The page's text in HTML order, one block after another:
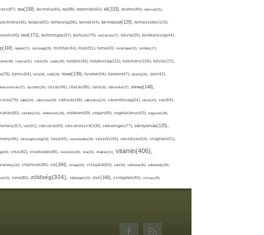
tea(158), technika(46), tej(88), tejtermék(60), tél(153), telefon(49), televízió(31),
terápia(92), terhesség(96), termék(44), természet(129), természetes(103),
test(171), testmozgás(97), testsúly(79), testtartás(27), tészta(39), tevékenység(44),
tippek(27), tisztaság(35), tisztítás(44), tojás(91), torna(43), torokfájás(32), törődés(27),
trauma(31), trükk(25), tudás(30), tudatos(46), tudatosság(115), tudomány(106), túlsúly(72),
turmix(64), túró(29), tüdő(28), tünet(139), tünetek(64), türelem(47), uborka(26), újév(42),
újszülött(26), úszás(46), Utazás(85), Üdítő(26), ülőmunka(27), ünnep(148),
válás(24), választás(29), változás(48), változatos(24), várandósság(54), város(24), vas(64),
vashiány(31), védekezés(28), védelem(59), vegán(48), vegetáriánus(43), vegyszer(28),
vér(41), vércukor(49), vércukorszint(108), vérkeringés(77), vérnyomás(125),
vérszegénység(34), vese(46), veszekedés(29), veszély(45), veszélyes(54), világháló(41),
vírus(82), viselkedés(86), viszketés(30), vita(34), vitalitás(31), vitamin(406),
vitaminok(86), víz(184), vizsga(26), vizsgálat(59), zab(34), zabkása(36), zabpehely(36),
zene(85), zöldség(304), zöldségek(32), zsír(166), zsírégetés(46), zsírsav(25)